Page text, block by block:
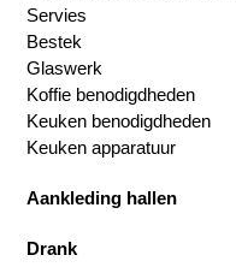
Servies
Bestek
Glaswerk
Koffie benodigdheden
Keuken benodigdheden
Keuken apparatuur
Aankleding hallen
Drank